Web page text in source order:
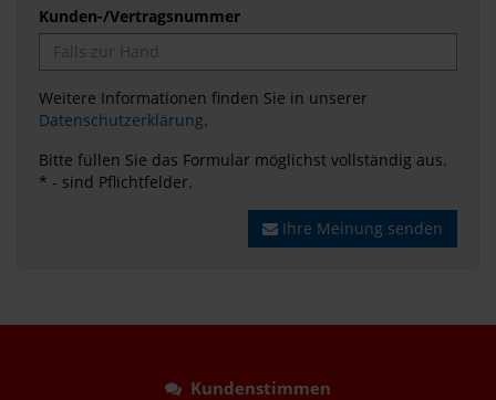
Kunden-/Vertragsnummer
Weitere Informationen finden Sie in unserer
Datenschutzerklärung.
Bitte füllen Sie das Formular möglichst vollständig aus.
* - sind Pflichtfelder.
Ihre Meinung senden
Kundenstimmen